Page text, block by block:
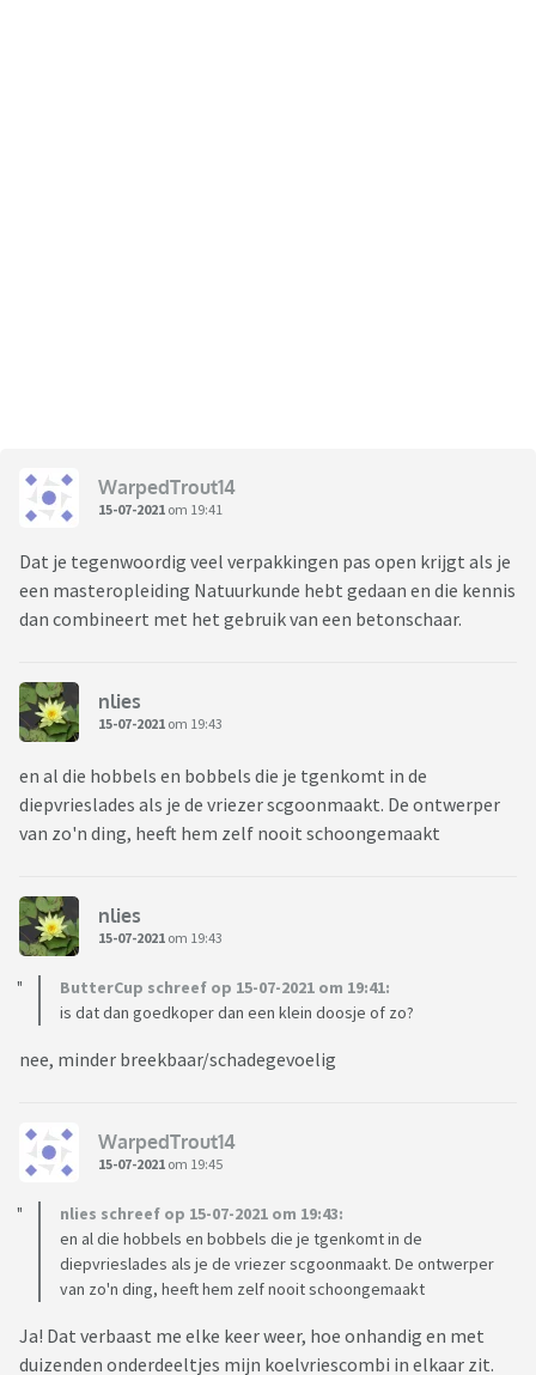
WarpedTrout14
15-07-2021 om 19:41
Dat je tegenwoordig veel verpakkingen pas open krijgt als je
een masteropleiding Natuurkunde hebt gedaan en die kennis
dan combineert met het gebruik van een betonschaar.
nlies
15-07-2021 om 19:43
en al die hobbels en bobbels die je tgenkomt in de
diepvrieslades als je de vriezer scgoonmaakt. De ontwerper
van zo'n ding, heeft hem zelf nooit schoongemaakt
nlies
15-07-2021 om 19:43
ButterCup schreef op 15-07-2021 om 19:41:
is dat dan goedkoper dan een klein doosje of zo?
nee, minder breekbaar/schadegevoelig
WarpedTrout14
15-07-2021 om 19:45
nlies schreef op 15-07-2021 om 19:43:
en al die hobbels en bobbels die je tgenkomt in de
diepvrieslades als je de vriezer scgoonmaakt. De ontwerper
van zo'n ding, heeft hem zelf nooit schoongemaakt
Ja! Dat verbaast me elke keer weer, hoe onhandig en met
duizenden onderdeeltjes mijn koelvriescombi in elkaar zit.